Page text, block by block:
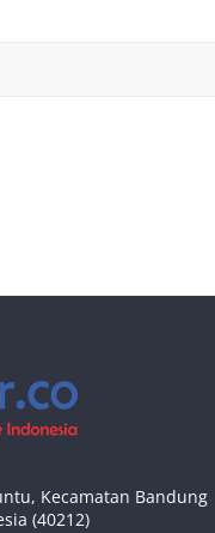
Kecamatan Bandung
(40212)